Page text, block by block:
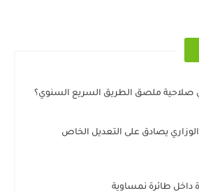
صلاحية ملصق الطريق السريع السنوي؟
يصادق على التعديل الخاص
داخل طائرة نمساوية